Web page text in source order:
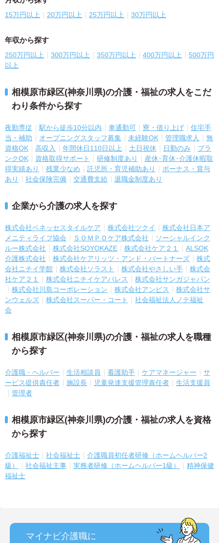
15万円以上 20万円以上 25万円以上 30万円以上
年収から探す
250万円以上 300万円以上 350万円以上 400万円以上
500万円
以上
相模原市緑区(神奈川県)の介護・福祉の求人をこだ
わり条件から探す
夜勤専従 駅から徒歩10分以内 車通勤可 寮・借り上げ
住宅手
当・補助
オープニングスタッフ募集 未経験OK 管理職求人
無
資格OK
高収入 年間休日110日以上 土日祝休 日勤のみ
ブラ
ンクOK
資格取得サポート 研修制度あり
産休･育休･介護休暇取
得実績あり
残業少なめ 託児所・育児補助あり
ボーナス・賞与
あり
社会保険完備 交通費支給 退職金制度あり
企業から介護の求人を探す
株式会社ベネッセスタイルケア 株式会社ツクイ
株式会社日本ア
メニティライフ協会
ＳＯＭＰＯケア株式会社
ソーシャルインク
ルー株式会社
株式会社SOYOKAZE 株式会社ケア２１
ALSOK
介護株式会社
株式会社ケアリッツ・アンド・パートナーズ
株式
会社ニチイ学館
株式会社ソラスト 株式会社やさしい手
株式会
社ケア２１
株式会社ニチイケアパレス
株式会社サンガジャパン
株式会社川島コーポレーション
株式会社アンビス
株式会社サ
ンウェルズ
株式会社スーパー・コート
社会福祉法人ノテ福祉
会
相模原市緑区(神奈川県)の介護・福祉の求人を職種
から探す
介護職・ヘルパー 生活相談員 看護助手 ケアマネージャー
サ
ービス提供責任者
施設長 児童発達支援管理責任者
生活支援員
管理者
相模原市緑区(神奈川県)の介護・福祉の求人を資格
から探す
介護福祉士 社会福祉士
介護職員初任者研修（ホームヘルパー2
級）
社会福祉主事 実務者研修（ホームヘルパー1級）
精神保健
福祉士
マイナビ介護職に